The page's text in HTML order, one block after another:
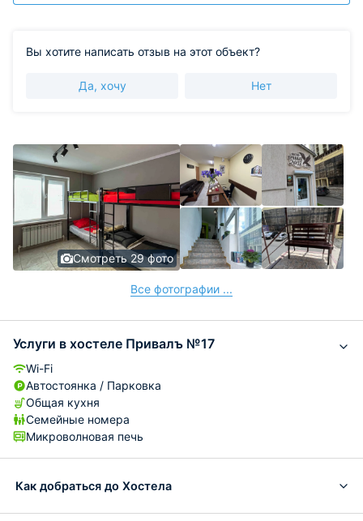
Вы хотите написать отзыв на этот объект?
Да, хочу Нет
Смотреть 29 фото
Все фотографии ...
Услуги в хостеле Привалъ №17
Wi-Fi
Автостоянка / Парковка
Общая кухня
Семейные номера
Микроволновая печь
Как добраться до Хостела